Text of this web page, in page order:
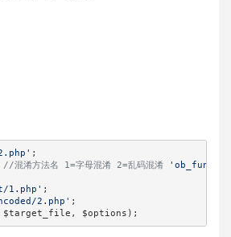
;
//混淆方法名 1=字母混淆 2=乱码混淆
1.php' ;
2.php' ;
$options);